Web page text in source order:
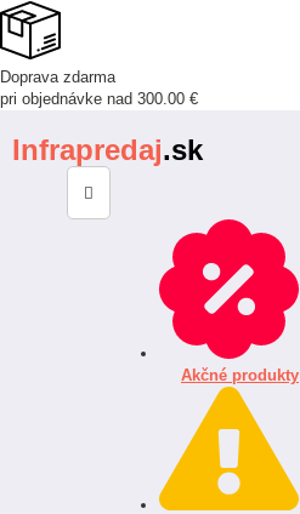
Doprava zdarma
pri objednávke nad 300.00 €
Infrapredaj.sk
Akčné produkty